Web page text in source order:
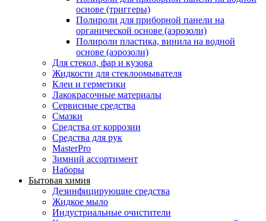
основе (триггеры)
Полироли для приборной панели на
органической основе (аэрозоли)
Полироли пластика, винила на водной
основе (аэрозоли)
Для стекол, фар и кузова
Жидкости для стеклоомывателя
Клеи и герметики
Лакокрасочные материалы
Сервисные средства
Смазки
Средства от коррозии
Средства для рук
MasterPro
Зимний ассортимент
Наборы
Бытовая химия
Дезинфицирующие средства
Жидкое мыло
Индустриальные очистители